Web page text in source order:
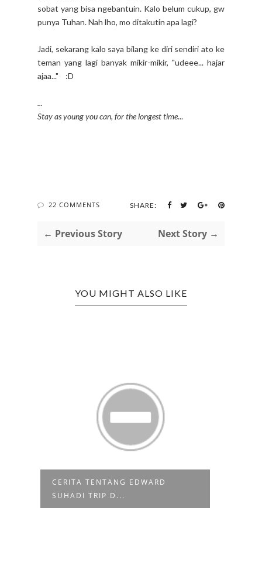
sobat yang bisa ngebantuin. Kalo belum cukup, gw
punya Tuhan. Nah lho, mo ditakutin apa lagi?
Jadi, sekarang kalo saya bilang ke diri sendiri ato ke
teman yang lagi banyak mikir-mikir, "udeee... hajar
ajaa..." :D
...
Stay as young you can, for the longest time...
22 COMMENTS SHARE:
← Previous Story Next Story →
YOU MIGHT ALSO LIKE
CERITA TENTANG EDWARD
SUHADI TRIP D...